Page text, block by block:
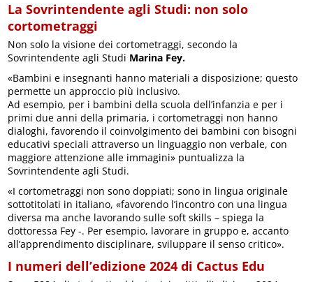
La Sovrintendente agli Studi: non solo
cortometraggi
Non solo la visione dei cortometraggi, secondo la
Sovrintendente agli Studi Marina Fey.
«Bambini e insegnanti hanno materiali a disposizione; questo
permette un approccio più inclusivo.
Ad esempio, per i bambini della scuola dell’infanzia e per i
primi due anni della primaria, i cortometraggi non hanno
dialoghi, favorendo il coinvolgimento dei bambini con bisogni
educativi speciali attraverso un linguaggio non verbale, con
maggiore attenzione alle immagini» puntualizza la
Sovrintendente agli Studi.
«I cortometraggi non sono doppiati; sono in lingua originale
sottotitolati in italiano, «favorendo l’incontro con una lingua
diversa ma anche lavorando sulle soft skills – spiega la
dottoressa Fey -. Per esempio, lavorare in gruppo e, accanto
all’apprendimento disciplinare, sviluppare il senso critico».
I numeri dell’edizione 2024 di Cactus Edu